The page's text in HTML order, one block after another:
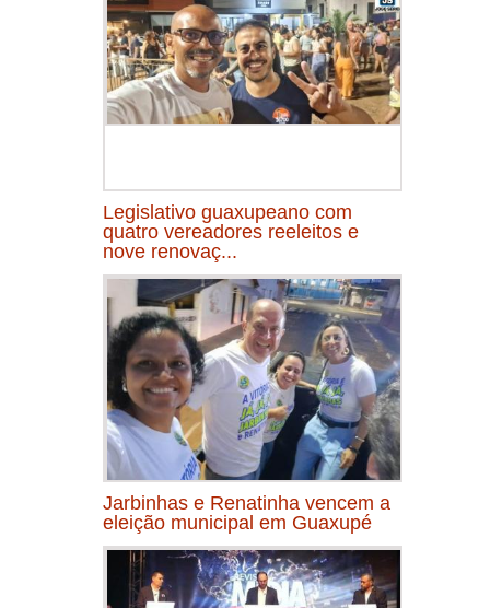
Legislativo guaxupeano com
quatro vereadores reeleitos e
nove renovaç...
Jarbinhas e Renatinha vencem a
eleição municipal em Guaxupé